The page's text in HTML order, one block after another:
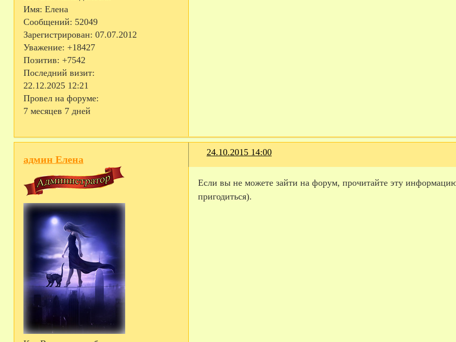
Имя: Елена
Сообщений: 52049
Зарегистрирован: 07.07.2012
Уважение: +18427
Позитив: +7542
Последний визит:
22.12.2025 12:21
Провел на форуме:
7 месяцев 7 дней
24.10.2015 14:00
админ Елена
Если вы не можете зайти на форум, прочитайте эту
пригодиться).